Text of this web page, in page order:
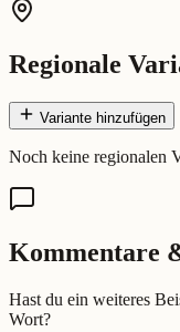
Regionale
Variante hinzufügen
Noch keine regionalen
Kommentare
Hast du ein weiteres
Wort?